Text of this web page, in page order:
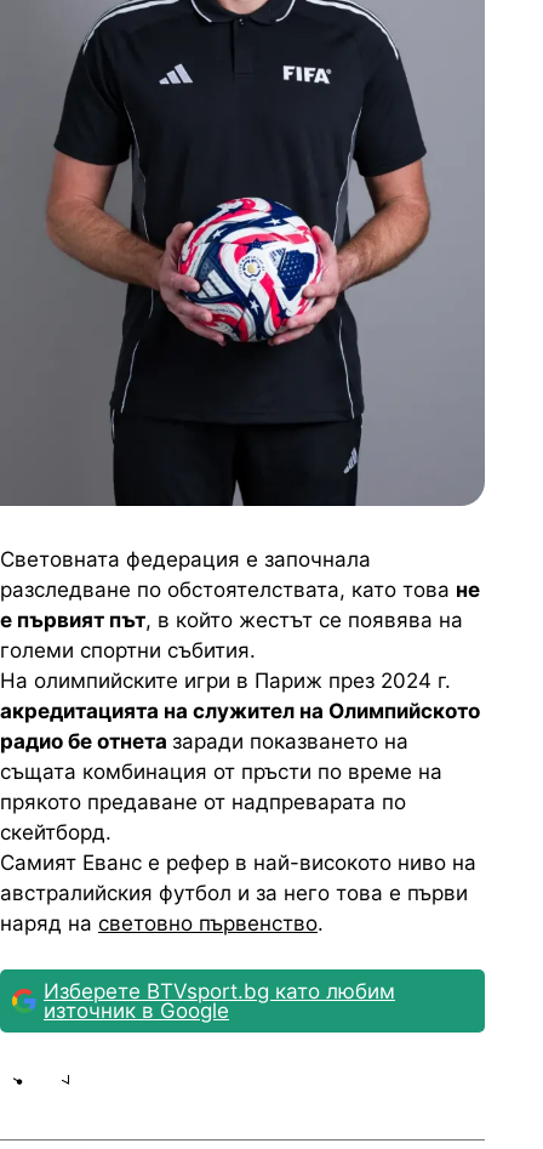
Световната федерация е започнала
разследване по обстоятелствата, като това не
е първият път, в който жестът се появява на
големи спортни събития.
На олимпийските игри в Париж през 2024 г.
акредитацията на служител на Олимпийското
радио бе отнета заради показването на
същата комбинация от пръсти по време на
прякото предаване от надпреварата по
скейтборд.
Самият Еванс е рефер в най-високото ниво на
австралийския футбол и за него това е първи
наряд на световно първенство.
Изберете BTVsport.bg като любим
източник в Google